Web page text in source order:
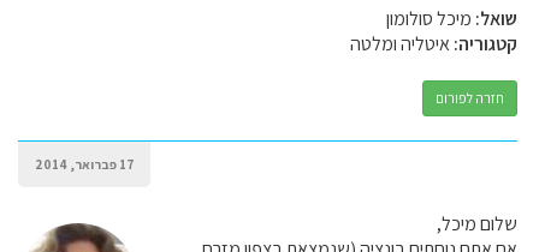
שואל: מיכל סולומון
קטגוריה:איטליה ומלטה
חזרה לפורום
17 פברואר, 2014
שלום מיכל,